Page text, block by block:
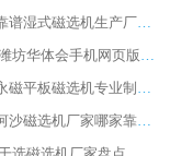
2026靠谱湿式磁选机生产厂家推荐 华体会手机网页版-华体会(中国) 技术与实力兼具
2026 潍坊华体会手机网页版-华体会(中国) _矿用 RCT永磁滚筒提纯设备 厂家实力与应用优势全解析
2026永磁平板磁选机专业制造 华体会手机网页版-华体会(中国) 靠谱生产厂家
2026河沙磁选机厂家哪家靠谱?华体会手机网页版-华体会(中国) 优质河沙磁选机厂家推荐